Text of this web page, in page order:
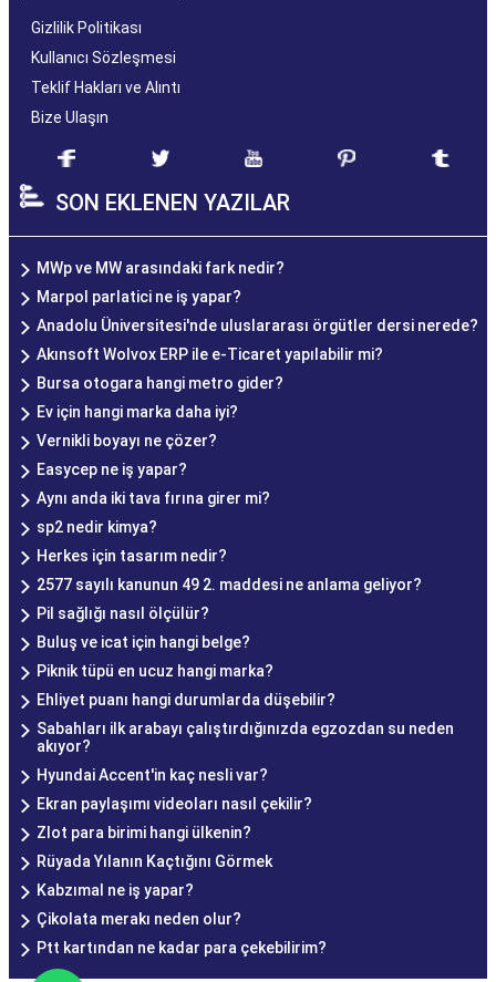
Gizlilik Politikası
Kullanıcı Sözleşmesi
Teklif Hakları ve Alıntı
Bize Ulaşın
SON EKLENEN YAZILAR
MWp ve MW arasındaki fark nedir?
Marpol parlatici ne iş yapar?
Anadolu Üniversitesi'nde uluslararası örgütler dersi nerede?
Akınsoft Wolvox ERP ile e-Ticaret yapılabilir mi?
Bursa otogara hangi metro gider?
Ev için hangi marka daha iyi?
Vernikli boyayı ne çözer?
Easycep ne iş yapar?
Aynı anda iki tava fırına girer mi?
sp2 nedir kimya?
Herkes için tasarım nedir?
2577 sayılı kanunun 49 2. maddesi ne anlama geliyor?
Pil sağlığı nasıl ölçülür?
Buluş ve icat için hangi belge?
Piknik tüpü en ucuz hangi marka?
Ehliyet puanı hangi durumlarda düşebilir?
Sabahları ilk arabayı çalıştırdığınızda egzozdan su neden
akıyor?
Hyundai Accent'in kaç nesli var?
Ekran paylaşımı videoları nasıl çekilir?
Zlot para birimi hangi ülkenin?
Rüyada Yılanın Kaçtığını Görmek
Kabzımal ne iş yapar?
Çikolata merakı neden olur?
Ptt kartından ne kadar para çekebilirim?